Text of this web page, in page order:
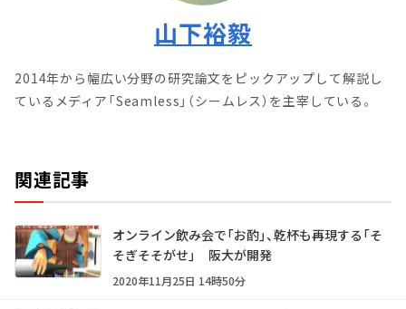
山下裕毅
2014年から幅広い分野の研究論文をピックアップして解説し
ているメディア「Seamless」（シームレス）を主宰している。
関連記事
オンライン飲み会で「お酌」、乾杯も再現する「そ
そぎそそがせ」 阪大が開発
2020年11月25日 14時50分